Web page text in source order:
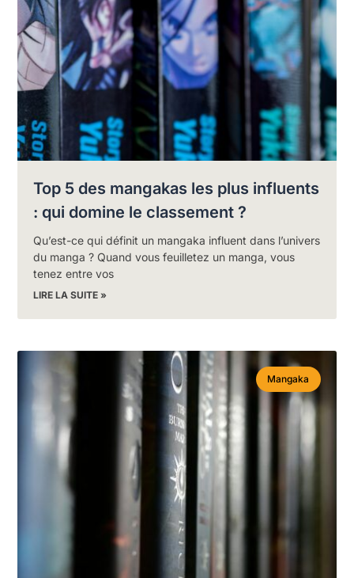
Top 5 des mangakas les plus influents
: qui domine le classement ?
Qu’est-ce qui définit un mangaka influent dans l’univers
du manga ? Quand vous feuilletez un manga, vous
tenez entre vos
LIRE LA SUITE »
Mangaka